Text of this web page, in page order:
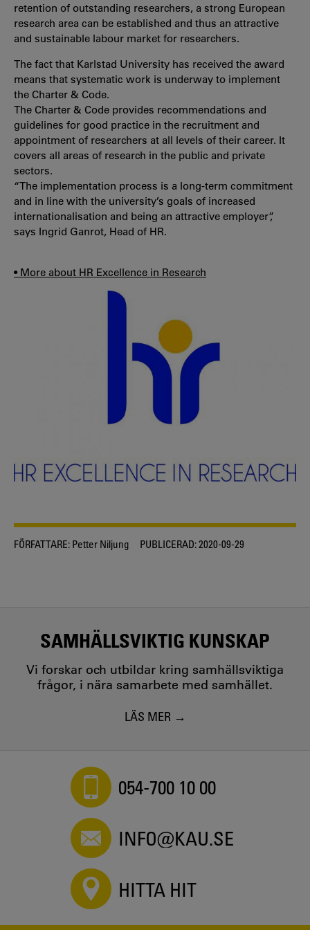
retention of outstanding researchers, a strong European
research area can be established and thus an attractive
and sustainable labour market for researchers.
The fact that Karlstad University has received the award
means that systematic work is underway to implement
the Charter & Code.
The Charter & Code provides recommendations and
guidelines for good practice in the recruitment and
appointment of researchers at all levels of their career. It
covers all areas of research in the public and private
sectors.
“The implementation process is a long-term commitment
and in line with the university’s goals of increased
internationalisation and being an attractive employer”,
says Ingrid Ganrot, Head of HR.
• More about HR Excellence in Research
FÖRFATTARE: Petter Niljung PUBLICERAD:2020-09-29
SAMHÄLLSVIKTIG KUNSKAP
Vi forskar och utbildar kring samhällsviktiga
frågor, i nära samarbete med samhället.
LÄS MER
054-700 10 00
INFO@KAU.SE
HITTA HIT